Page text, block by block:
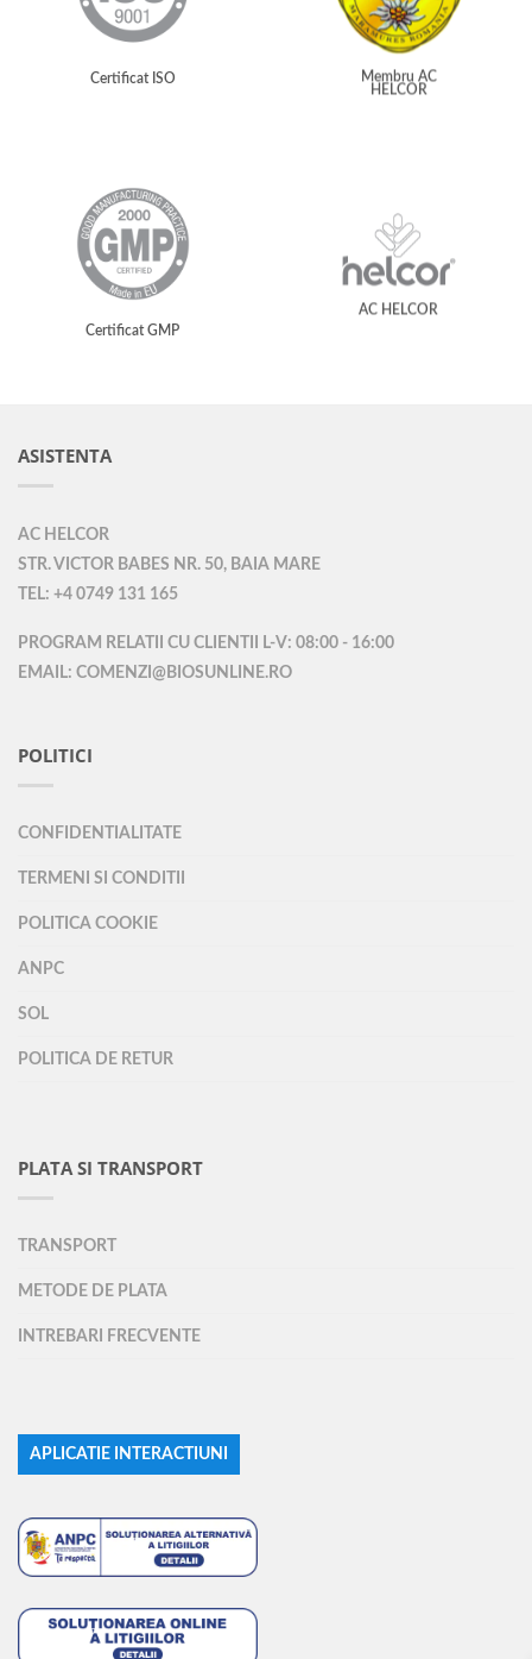
Certificat ISO
Membru AC
HELCOR
Certificat GMP
AC HELCOR
ASISTENTA
AC HELCOR
STR. VICTOR BABES NR. 50, BAIA MARE
TEL: +4 0749 131 165
PROGRAM RELATII CU CLIENTII L-V: 08:00 - 16:00
EMAIL: COMENZI@BIOSUNLINE.RO
POLITICI
CONFIDENTIALITATE
TERMENI SI CONDITII
POLITICA COOKIE
ANPC
SOL
POLITICA DE RETUR
PLATA SI TRANSPORT
TRANSPORT
METODE DE PLATA
INTREBARI FRECVENTE
APLICATIE INTERACTIUNI